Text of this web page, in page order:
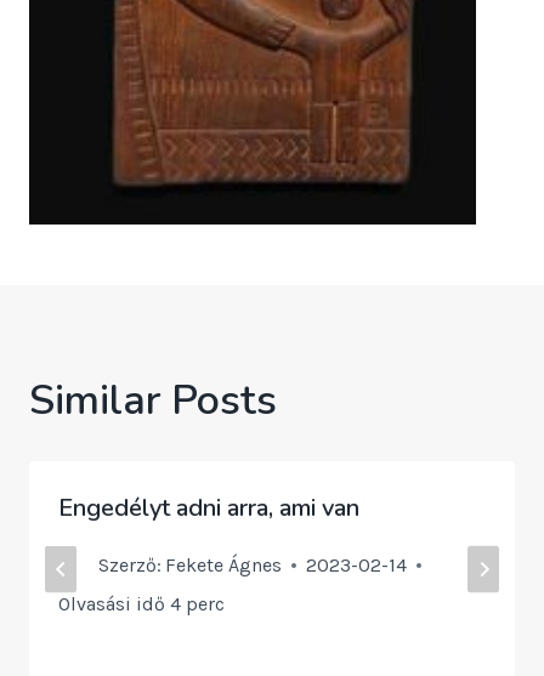
Similar Posts
Engedélyt adni arra, ami van
Szerző: Fekete Ágnes
2023-02-14
Olvasási idő 4 perc